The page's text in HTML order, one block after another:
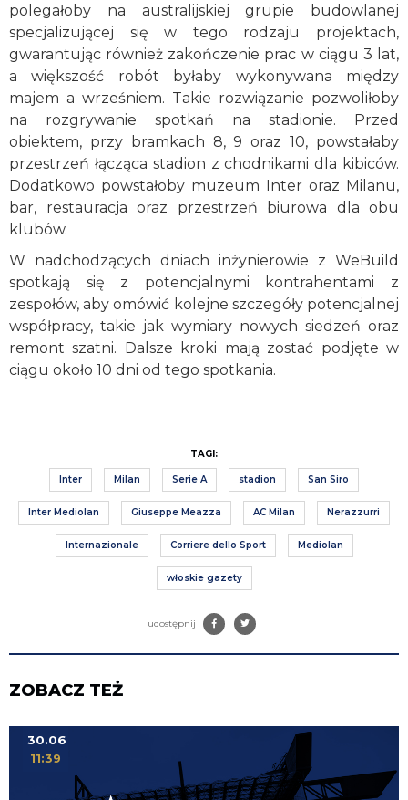
polegałoby na australijskiej grupie budowlanej
specjalizującej się w tego rodzaju projektach,
gwarantując również zakończenie prac w ciągu 3 lat,
a większość robót byłaby wykonywana między
majem a wrześniem. Takie rozwiązanie pozwoliłoby
na rozgrywanie spotkań na stadionie. Przed
obiektem, przy bramkach 8, 9 oraz 10, powstałaby
przestrzeń łącząca stadion z chodnikami dla kibiców.
Dodatkowo powstałoby muzeum Inter oraz Milanu,
bar, restauracja oraz przestrzeń biurowa dla obu
klubów.
W nadchodzących dniach inżynierowie z WeBuild
spotkają się z potencjalnymi kontrahentami z
zespołów, aby omówić kolejne szczegóły potencjalnej
współpracy, takie jak wymiary nowych siedzeń oraz
remont szatni. Dalsze kroki mają zostać podjęte w
ciągu około 10 dni od tego spotkania.
TAGI:
Inter Milan Serie A stadion San Siro
Inter Mediolan Giuseppe Meazza AC Milan Nerazzurri
Internazionale Corriere dello Sport Mediolan
włoskie gazety
udostępnij
ZOBACZ TEŻ
30.06
11:39